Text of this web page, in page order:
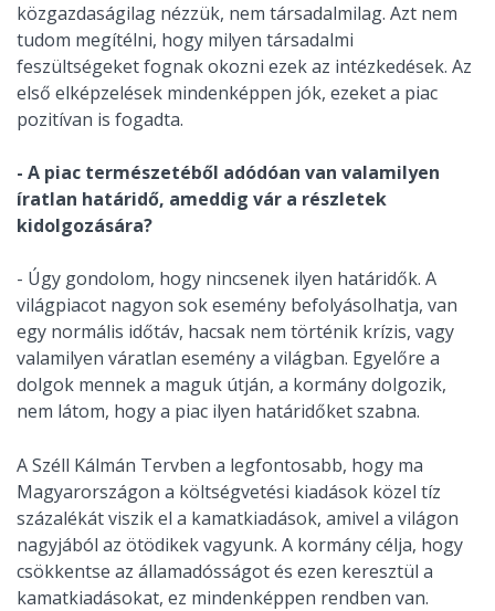
közgazdaságilag nézzük, nem társadalmilag. Azt nem
tudom megítélni, hogy milyen társadalmi
feszültségeket fognak okozni ezek az intézkedések. Az
első elképzelések mindenképpen jók, ezeket a piac
pozitívan is fogadta.
- A piac természetéből adódóan van valamilyen
íratlan határidő, ameddig vár a részletek
kidolgozására?
- Úgy gondolom, hogy nincsenek ilyen határidők. A
világpiacot nagyon sok esemény befolyásolhatja, van
egy normális időtáv, hacsak nem történik krízis, vagy
valamilyen váratlan esemény a világban. Egyelőre a
dolgok mennek a maguk útján, a kormány dolgozik,
nem látom, hogy a piac ilyen határidőket szabna.
A Széll Kálmán Tervben a legfontosabb, hogy ma
Magyarországon a költségvetési kiadások közel tíz
százalékát viszik el a kamatkiadások, amivel a világon
nagyjából az ötödikek vagyunk. A kormány célja, hogy
csökkentse az államadósságot és ezen keresztül a
kamatkiadásokat, ez mindenképpen rendben van.